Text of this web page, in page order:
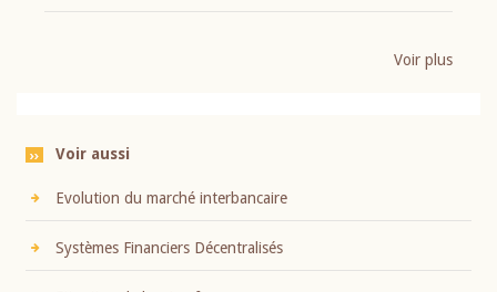
Voir plus
Voir aussi
Evolution du marché interbancaire
Systèmes Financiers Décentralisés